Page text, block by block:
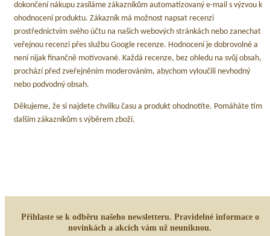
dokončení nákupu zasíláme zákazníkům automatizovaný e-mail s výzvou k
ohodnocení produktu. Zákazník má možnost napsat recenzi
prostřednictvím svého účtu na našich webových stránkách nebo zanechat
veřejnou recenzi přes službu Google recenze. Hodnocení je dobrovolné a
není nijak finančně motivované. Každá recenze, bez ohledu na svůj obsah,
prochází před zveřejněním moderováním, abychom vyloučili nevhodný
nebo podvodný obsah.
Děkujeme, že si najdete chvilku času a produkt ohodnotíte. Pomáháte tím
dalším zákazníkům s výběrem zboží.
Přihlaste se k odběru našeho newsletteru. Pravidelné informace o
novinkách a akcích vám už neuniknou.